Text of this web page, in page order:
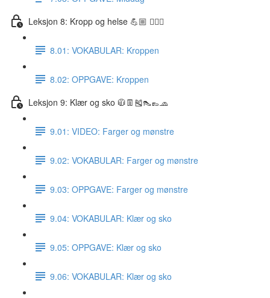
Leksjon 8: Kropp og helse 💪🏼 🏋🏽‍♀️
8.01: VOKABULAR: Kroppen
8.02: OPPGAVE: Kroppen
Leksjon 9: Klær og sko 🧥👖🎽👠👞🧢
9.01: VIDEO: Farger og mønstre
9.02: VOKABULAR: Farger og mønstre
9.03: OPPGAVE: Farger og mønstre
9.04: VOKABULAR: Klær og sko
9.05: OPPGAVE: Klær og sko
9.06: VOKABULAR: Klær og sko